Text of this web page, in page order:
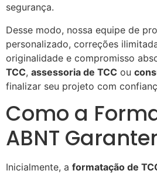
segurança.
Desse modo, nossa equipe de
personalizado, correções
originalidade e compromisso
TCC, assessoria de TCC ou
finalizar seu projeto com
Como a
ABNT
Inicialmente, a formatação de